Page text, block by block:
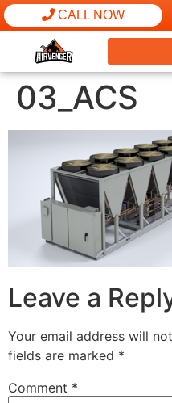
CALL NOW
03_ACS
Leave a
Your email address will
fields are marked *
Comment *